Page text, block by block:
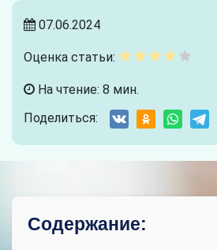
07.06.2024
Оценка статьи:
На чтение: 8 мин.
Поделиться:
Содержание: